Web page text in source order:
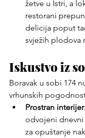
žetve u Istri, a
restorani
delicija poput
svježih plodova
Iskustvo iz
Boravak u sobi 174
vrhunskih
Prostran
odvojeni dnevni
za opuštanje